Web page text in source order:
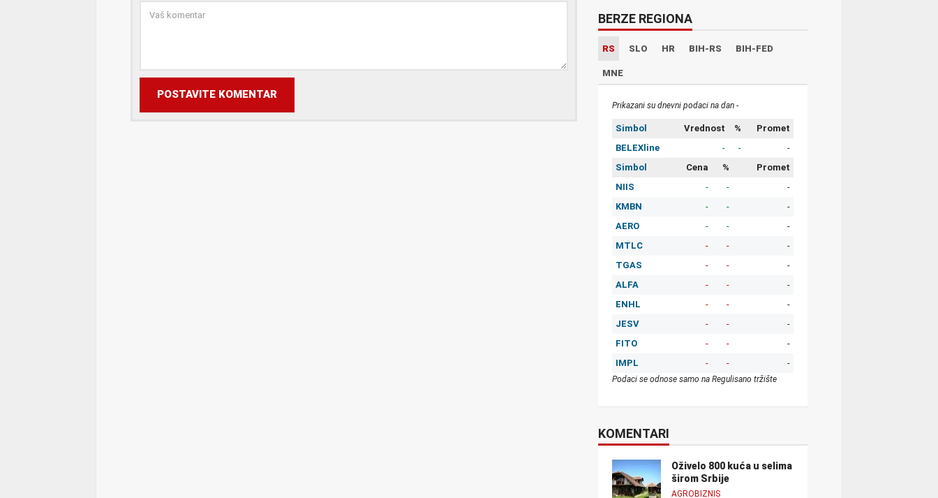
POSTAVITE KOMENTAR
BERZE REGIONA
RS SLO HR BIH-RS BIH-FED
MNE
Prikazani su dnevni podaci na dan -
Simbol Vrednost %
Promet
BELEXline
- -
-
Simbol
Cena %
Promet
NIIS
- -
-
KMBN
- -
-
AERO
- -
-
MTLC
- -
-
TGAS
- -
-
ALFA
- -
-
ENHL
- -
-
JESV
- -
-
FITO
- -
-
IMPL
- - -
Podaci se odnose samo na Regulisano tržište
KOMENTARI
Oživelo 800 kuća u selima
širom Srbije
AGROBIZNIS